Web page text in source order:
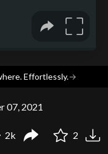
Effortlessly.→
07, 2021
2k 2